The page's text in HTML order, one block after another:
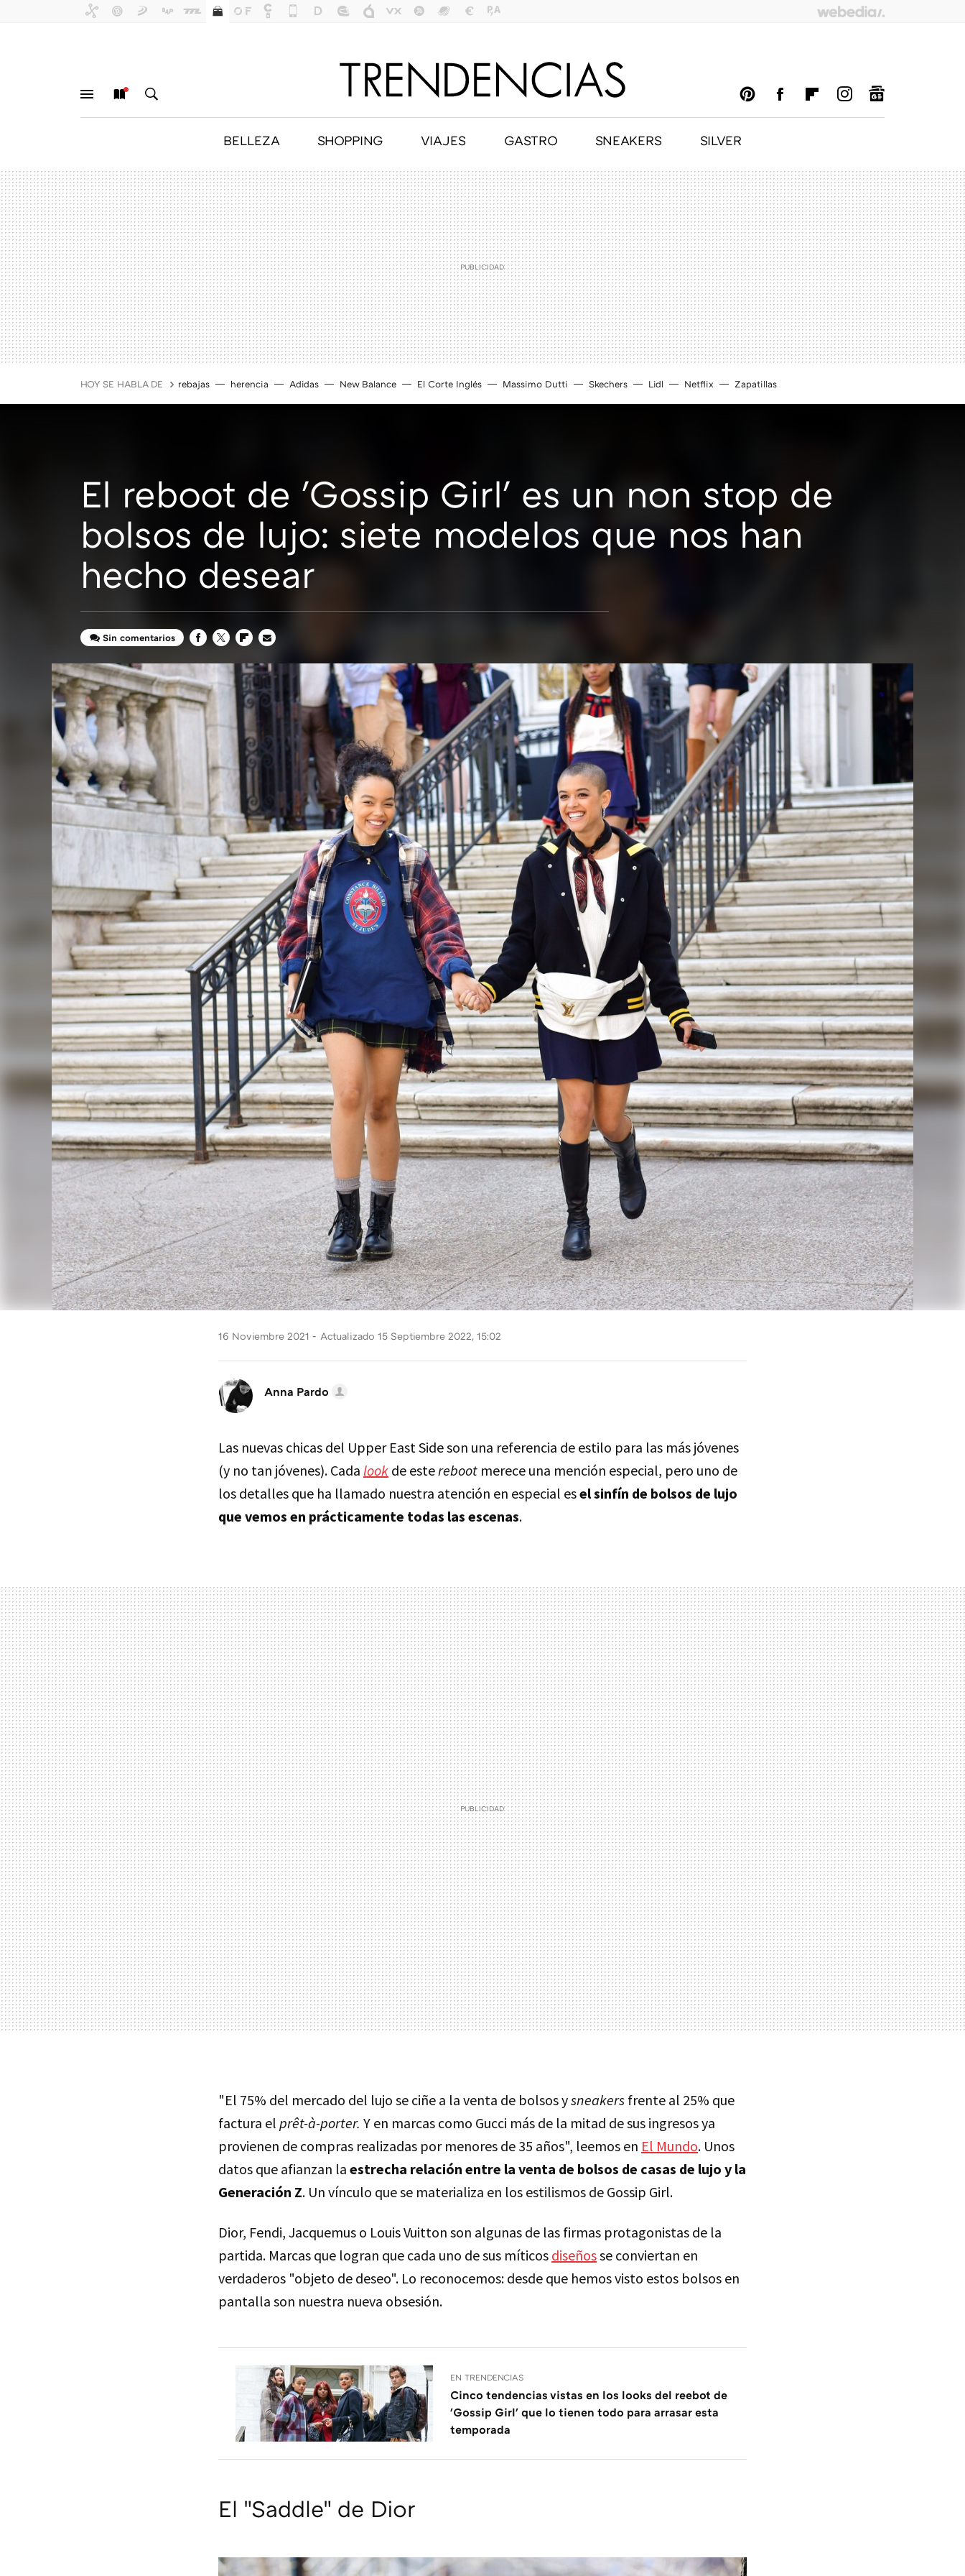
BELLEZA SHOPPING VIAJES GASTRO SNEAKERS SILVER
HOY SE HABLA DE rebajas herencia Adidas New Balance El Corte Inglés Massimo Dutti Skechers Lidl Netflix Zapatillas
El reboot de 'Gossip Girl' es un non stop de
bolsos de lujo: siete modelos que nos han
hecho desear
Sin comentarios
MAIL
16 Noviembre 2021 Actualizado 15 Septiembre 2022, 15:02
Anna Pardo
Las nuevas chicas del Upper East Side son una referencia de estilo para las más jóvenes
(y no tan jóvenes). Cada look de estereboot merece una mención especial, pero uno de
los detalles que ha llamado nuestra atención en especial esel sinfín de bolsos de lujo
que vemos en prácticamente todas las escenas.
"El 75% del mercado del lujo se ciñe a la venta de bolsos ysneakers frente al 25% que
factura el prêt-à-porter. Y en marcas como Gucci más de la mitad de sus ingresos ya
provienen de compras realizadas por menores de 35 años", leemos en El Mundo. Unos
datos que afianzan la estrecha relación entre la venta de bolsos de casas de lujo y la
Generación Z. Un vínculo que se materializa en los estilismos de Gossip Girl.
Dior, Fendi, Jacquemus o Louis Vuitton son algunas de las firmas protagonistas de la
partida. Marcas que logran que cada uno de sus míticos diseñosse conviertan en
verdaderos "objeto de deseo". Lo reconocemos: desde que hemos visto estos bolsos en
pantalla son nuestra nueva obsesión.
EN TRENDENCIAS
Cinco tendencias vistas en los looks del reebot de
'Gossip Girl' que lo tienen todo para arrasar esta
temporada
El "Saddle" de Dior